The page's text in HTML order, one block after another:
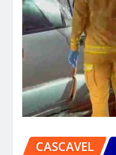
CASCAVEL